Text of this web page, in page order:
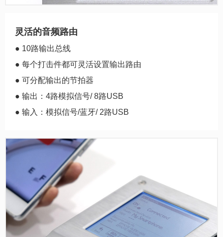
灵活的音频路由
● 10路输出总线
● 每个打击件都可灵活设置输出路由
● 可分配输出的节拍器
● 输出：4路模拟信号/ 8路USB
● 输入：模拟信号/蓝牙/ 2路USB